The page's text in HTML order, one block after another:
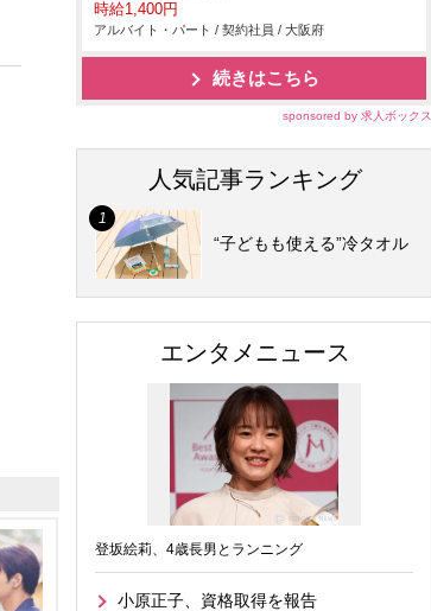
時給1,400円
アルバイト・パート / 契約社員 / 大阪府
続きはこちら
sponsored by 求人ボックス
人気記事ランキング
“子どもも使える”冷タオル
エンタメニュース
登坂絵莉、4歳長男とランニング
小原正子、資格取得を報告